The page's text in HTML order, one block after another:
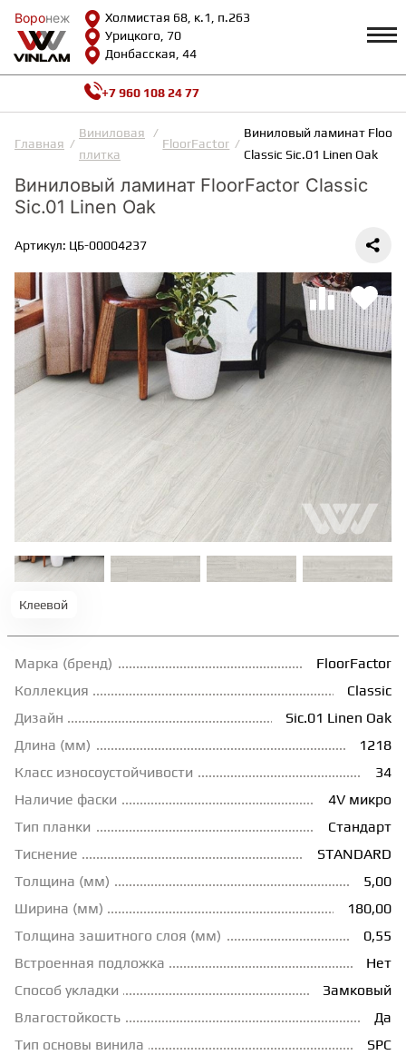
Воронеж
Холмистая 68, к.1, п.263
Урицкого, 70
Донбасская, 44
Воронеж
КАТАЛОГ Профиль
Возврат и гарантии
Сотрудничество
Видеообзоры
Как выбрать
Калькулятор
О нас
Контакты
ВИНИЛОВАЯ ПЛИТКА
ЛАМИНАТ
ИНЖЕНЕРНАЯ ДОСКА
ПАРКЕТНАЯ ДОСКА
ТЕРРАСНАЯ ДОСКА
КОВРОВАЯ ПЛИТКА
МОДУЛЬНЫЕ ПВХ
ПЛИНТУС
КЛЕЙ
ТЕПЛЫЙ ПОЛ
ТЕРМОПАРКЕТ
ЭКОМАССИВ
+7 960 108 24 77
Главная
Виниловая
плитка
FloorFactor
Виниловый ламинат
Classic Sic.01 Linen Oak
Виниловый ламинат FloorFactor Classic
Sic.01 Linen Oak
Артикул: ЦБ-00004237
Клеевой
Марка (бренд)
FloorFactor
Коллекция
Classic
Дизайн
Sic.01 Linen Oak
Длина (мм)
1218
Класс износоустойчивости
34
Наличие фаски
4V микро
Тип планки
Стандарт
Тиснение
STANDARD
Толщина (мм)
5,00
Ширина (мм)
180,00
Толщина зашитного слоя (мм)
0,55
Встроенная подложка
Нет
Способ укладки
Замковый
Влагостойкость
Да
Тип основы винила
SPC